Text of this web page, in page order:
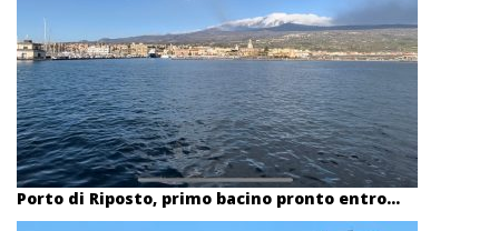
Porto di Riposto, primo bacino pronto entro...